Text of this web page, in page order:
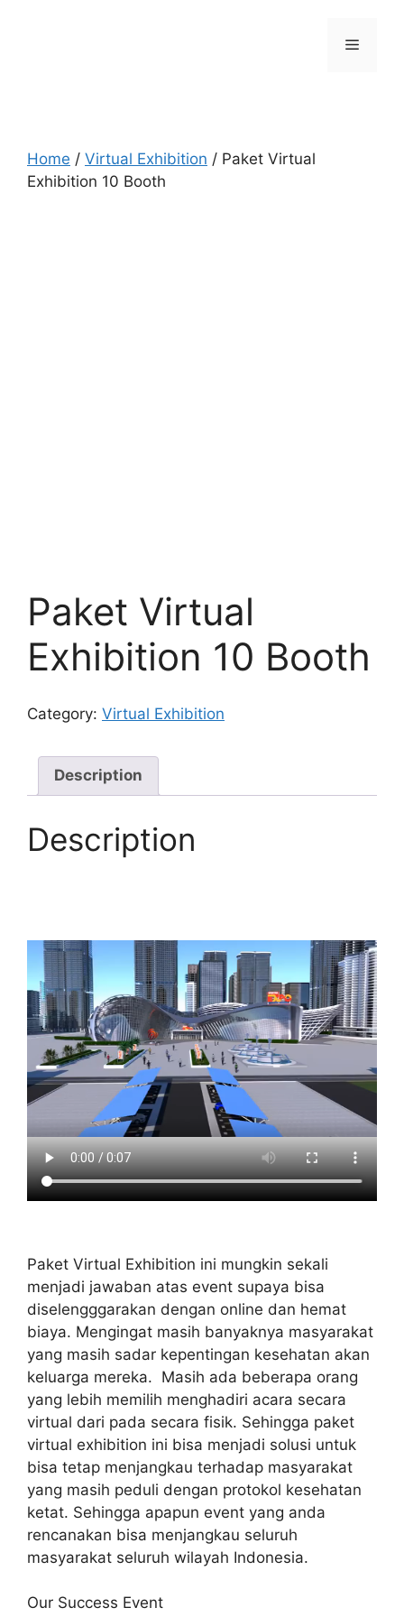
Menu
Home / Virtual Exhibition / Paket Virtual
Exhibition 10 Booth
Paket Virtual
Exhibition 10 Booth
Category: Virtual Exhibition
Description
Description
Paket Virtual Exhibition ini mungkin sekali
menjadi jawaban atas event supaya bisa
diselengggarakan dengan online dan hemat
biaya. Mengingat masih banyaknya masyarakat
yang masih sadar kepentingan kesehatan akan
keluarga mereka. Masih ada beberapa orang
yang lebih memilih menghadiri acara secara
virtual dari pada secara fisik. Sehingga paket
virtual exhibition ini bisa menjadi solusi untuk
bisa tetap menjangkau terhadap masyarakat
yang masih peduli dengan protokol kesehatan
ketat. Sehingga apapun event yang anda
rencanakan bisa menjangkau seluruh
masyarakat seluruh wilayah Indonesia.
Our Success Event